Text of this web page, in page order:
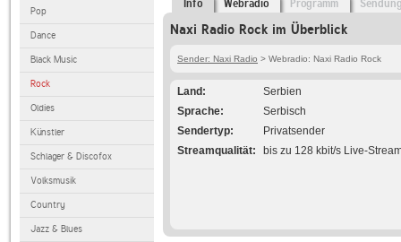
Pop
Dance
Black Music
Rock
Oldies
Künstler
Schlager & Discofox
Volksmusik
Country
Jazz & Blues
Info Webradio Programm
Naxi Radio Rock im Überblick
Sender: Naxi Radio > Webradio: Naxi Radio Rock
Land
Serbien
Sprache
Serbisch
Sendertyp
Privatsender
Streamqualität
bis zu 128 kbit/s Live-